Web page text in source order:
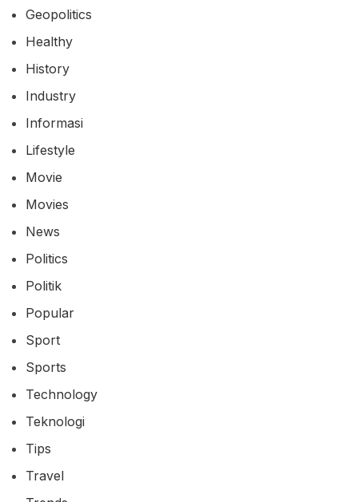
Geopolitics
Healthy
History
Industry
Informasi
Lifestyle
Movie
Movies
News
Politics
Politik
Popular
Sport
Sports
Technology
Teknologi
Tips
Travel